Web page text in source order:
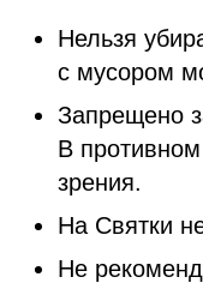
Нельзя
с мусором
Запрещено
В
зрения.
На Святки
Не